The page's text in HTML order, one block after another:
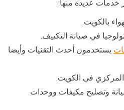
خدمات عديدة منها:
بالكويت.
في صيانة التكييف.
يستخدمون أحدث التقنيات وأيضا
المركزي في الكويت.
وتصليح مكيفات ووحدات